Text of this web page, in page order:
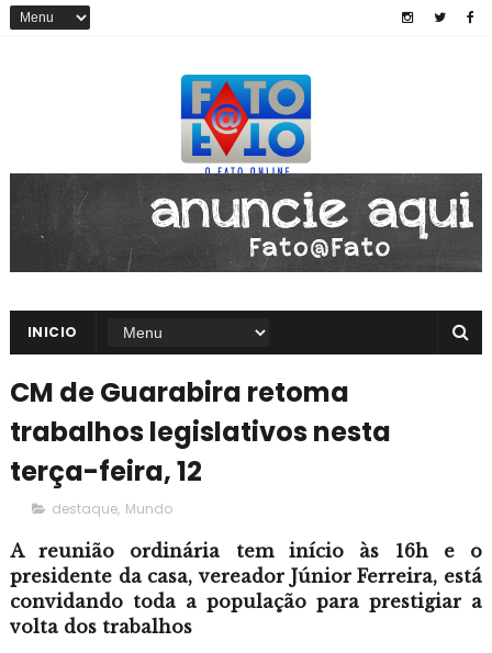
INICIO
CM de Guarabira retoma
trabalhos legislativos nesta
terça-feira, 12
destaque, Mundo
A reunião ordinária tem início às 16h e o
presidente da casa, vereador Júnior Ferreira, está
convidando toda a população para prestigiar a
volta dos trabalhos